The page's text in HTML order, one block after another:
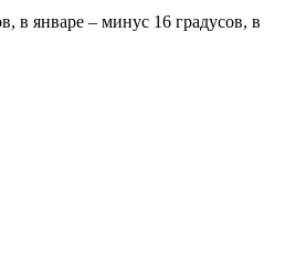
в январе – минус 16 градусов, в